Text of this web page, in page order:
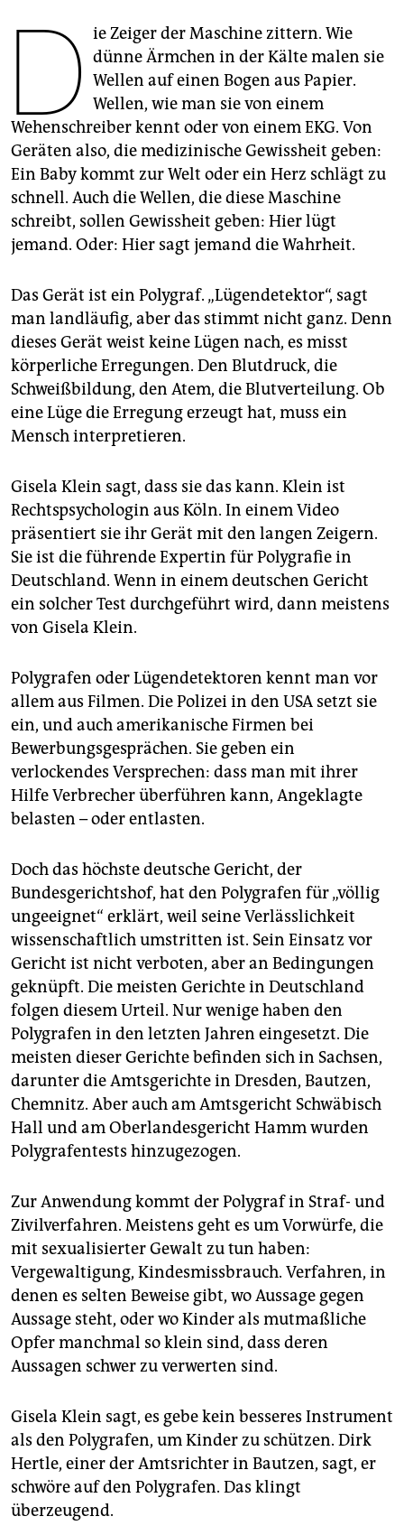
genossenschaft
epaper login
D ie Zeiger der Maschine zittern. Wie
dünne Ärmchen in der Kälte malen sie
Wellen auf einen Bogen aus Papier.
Wellen, wie man sie von einem
Wehenschreiber kennt oder von einem EKG. Von
Geräten also, die medizinische Gewissheit geben:
Ein Baby kommt zur Welt oder ein Herz schlägt zu
schnell. Auch die Wellen, die diese Maschine
schreibt, sollen Gewissheit geben: Hier lügt
jemand. Oder: Hier sagt jemand die Wahrheit.
Das Gerät ist ein Polygraf. „Lügendetektor“, sagt
man landläufig, aber das stimmt nicht ganz. Denn
dieses Gerät weist keine Lügen nach, es misst
körperliche Erregungen. Den Blutdruck, die
Schweißbildung, den Atem, die Blutverteilung. Ob
eine Lüge die Erregung erzeugt hat, muss ein
Mensch interpretieren.
Gisela Klein sagt, dass sie das kann. Klein ist
Rechtspsychologin aus Köln. In einem Video
präsentiert sie ihr Gerät mit den langen Zeigern.
Sie ist die führende Expertin für Polygrafie in
Deutschland. Wenn in einem deutschen Gericht
ein solcher Test durchgeführt wird, dann meistens
von Gisela Klein.
Polygrafen oder Lügendetektoren kennt man vor
allem aus Filmen. Die Polizei in den USA setzt sie
ein, und auch amerikanische Firmen bei
Bewerbungsgesprächen. Sie geben ein
verlockendes Versprechen: dass man mit ihrer
Hilfe Verbrecher überführen kann, Angeklagte
belasten – oder entlasten.
Doch das höchste deutsche Gericht, der
Bundesgerichtshof, hat den Polygrafen für „völlig
ungeeignet“ erklärt, weil seine Verlässlichkeit
wissenschaftlich umstritten ist. Sein Einsatz vor
Gericht ist nicht verboten, aber an Bedingungen
geknüpft. Die meisten Gerichte in Deutschland
folgen diesem Urteil. Nur wenige haben den
Polygrafen in den letzten Jahren eingesetzt. Die
meisten dieser Gerichte befinden sich in Sachsen,
darunter die Amtsgerichte in Dresden, Bautzen,
Chemnitz. Aber auch am Amtsgericht Schwäbisch
Hall und am Oberlandesgericht Hamm wurden
Polygrafentests hinzugezogen.
Zur Anwendung kommt der Polygraf in Straf- und
Zivilverfahren. Meistens geht es um Vorwürfe, die
mit sexualisierter Gewalt zu tun haben:
Vergewaltigung, Kindesmissbrauch. Verfahren, in
denen es selten Beweise gibt, wo Aussage gegen
Aussage steht, oder wo Kinder als mutmaßliche
Opfer manchmal so klein sind, dass deren
Aussagen schwer zu verwerten sind.
Gisela Klein sagt, es gebe kein besseres Instrument
als den Polygrafen, um Kinder zu schützen. Dirk
Hertle, einer der Amtsrichter in Bautzen, sagt, er
schwöre auf den Polygrafen. Das klingt
überzeugend.